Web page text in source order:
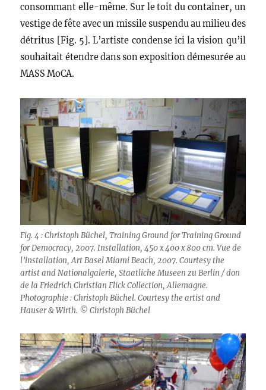
consommant elle-même. Sur le toit du container, un
vestige de fête avec un missile suspendu au milieu des
détritus [Fig. 5]. L’artiste condense ici la vision qu’il
souhaitait étendre dans son exposition démesurée au
MASS MoCA.
Fig. 4 : Christoph Büchel, Training Ground for Training Ground
for Democracy, 2007. Installation, 450 x 400 x 800 cm. Vue de
l’installation, Art Basel Miami Beach, 2007. Courtesy the
artist and Nationalgalerie, Staatliche Museen zu Berlin / don
de la Friedrich Christian Flick Collection, Allemagne.
Photographie : Christoph Büchel. Courtesy the artist and
Hauser & Wirth. © Christoph Büchel